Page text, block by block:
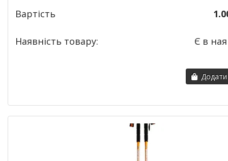
Вартість
Наявність товару: Є в